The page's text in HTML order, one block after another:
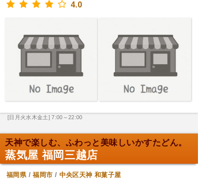
4.0
[日月火水木金土] 7:00～22:00
天神で楽しむ、ふわっと美味しいかすたどん。
蒸気屋 福岡三越店
福岡県/福岡市 / 中央区天神 和菓子屋